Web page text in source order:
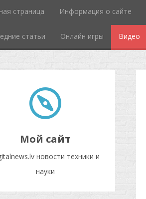
страница Информация о сайте
статьи Онлайн игры Видео
Мой сайт
новости техники и
науки